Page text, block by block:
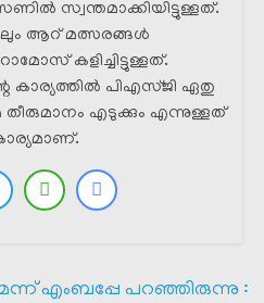
സ്വന്തമാക്കിയിട്ടുള്ളത്.
ആറ് മത്സരങ്ങൾ
കളിച്ചിട്ടുള്ളത്.
കാര്യത്തിൽ പിഎസ്ജി ഏതു
എടുക്കും എന്നുള്ളത്
എംബപ്പേ പറഞ്ഞിരുന്നു :